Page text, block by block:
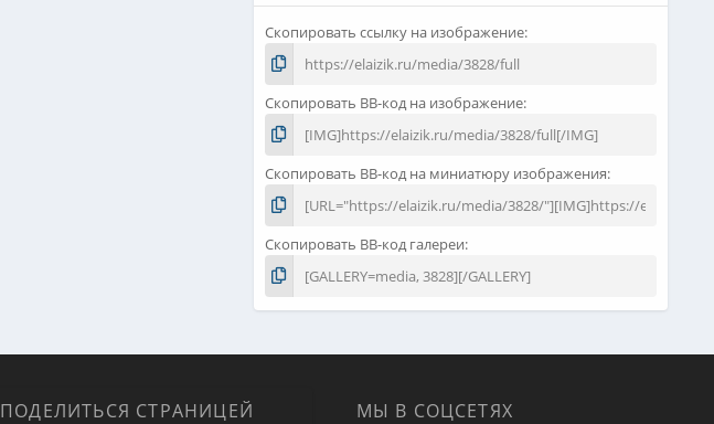
Скопировать ссылку на изображение
Скопировать BB-код на изображение
Скопировать BB-код на миниатюру изображения
Скопировать BB-код галереи
ПОДЕЛИТЬСЯ СТРАНИЦЕЙ МЫ В СОЦСЕТЯХ